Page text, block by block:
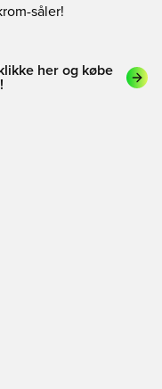
såler!
her og købe